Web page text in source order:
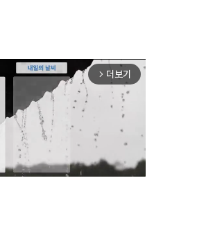
arrow_forward_ios 더보기